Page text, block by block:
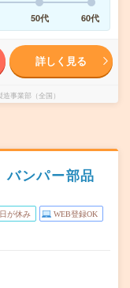
50代 60代
詳しく見る
事業部（全国）
バンパー部品
が休み WEB登録OK